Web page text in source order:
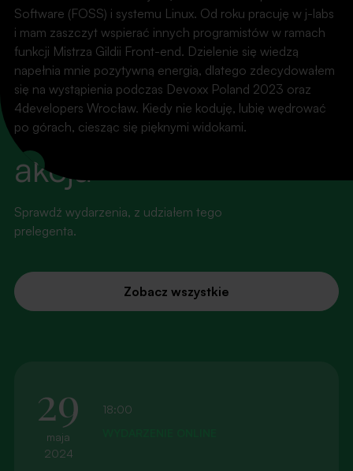
Software (FOSS) i systemu Linux. Od roku pracuję w j-labs
i mam zaszczyt wspierać innych programistów w ramach
funkcji Mistrza Gildii Front-end. Dzielenie się wiedzą
napełnia mnie pozytywną energią, dlatego zdecydowałem
się na wystąpienia podczas Devoxx Poland 2023 oraz
4developers Wrocław. Kiedy nie koduję, lubię wędrować
po górach, ciesząc się pięknymi widokami.
LinkedIn
WYDARZENIA
Światła, kamera,
akcja
Sprawdź wydarzenia, z udziałem tego
prelegenta.
Zobacz wszystkie
29
maja
2024
18:00